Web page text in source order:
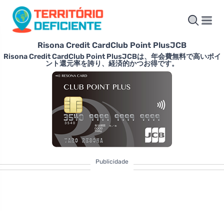
Risona Credit CardClub Point PlusJCB
Risona Credit CardClub Point PlusJCBは、年会費無料で高いポイ
ント還元率を誇り、経済的かつお得です。
Publicidade